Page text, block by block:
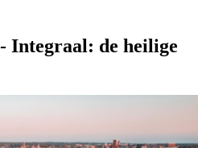
Integraal: de heilige